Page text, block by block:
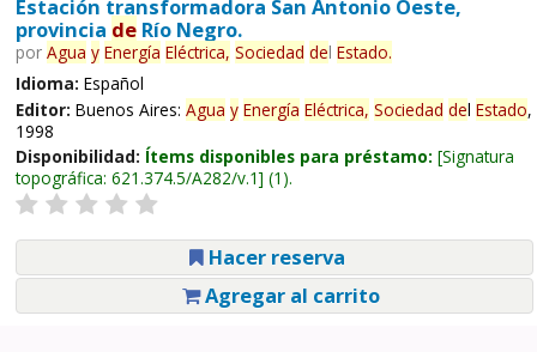
Estación transformadora San Antonio Oeste,
provincia deRío Negro.
por Agua y Energía Eléctrica, Sociedad del Estado.
Idioma: Español
Editor: Buenos Aires: Agua y Energía Eléctrica, Sociedad del Estado,
1998
Disponibilidad: Ítems disponibles para préstamo: Signatura
topográfica: 621.374.5/A282/v.1 (1).
Hacer reserva
Agregar al carrito